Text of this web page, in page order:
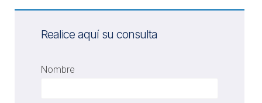
Realice aquí su consulta
Nombre